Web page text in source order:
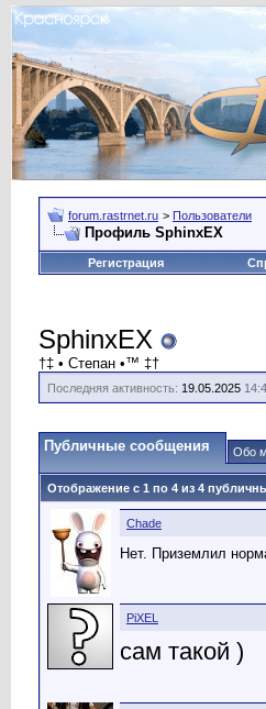
forum.rastrnet.ru > Пользователи
Профиль SphinxEX
Регистрация
SphinxEX
†‡ • Степан •™ ‡†
Последняя активность: 19.05.2025
Публичные сообщения Обо
Отображение с 1 по 4 из 4
Chade
Нет. Приземлил
PiXEL
сам такой )